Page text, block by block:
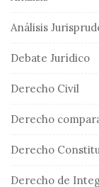
Análisis
Debate Jurídico
Derecho Civil
Derecho
Derecho
Derecho de